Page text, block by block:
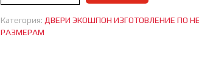
Дверь
Категория: ДВЕРИ ЭКОШПОН ИЗГОТОВЛЕНИЕ ПО
РАЗМЕРАМ